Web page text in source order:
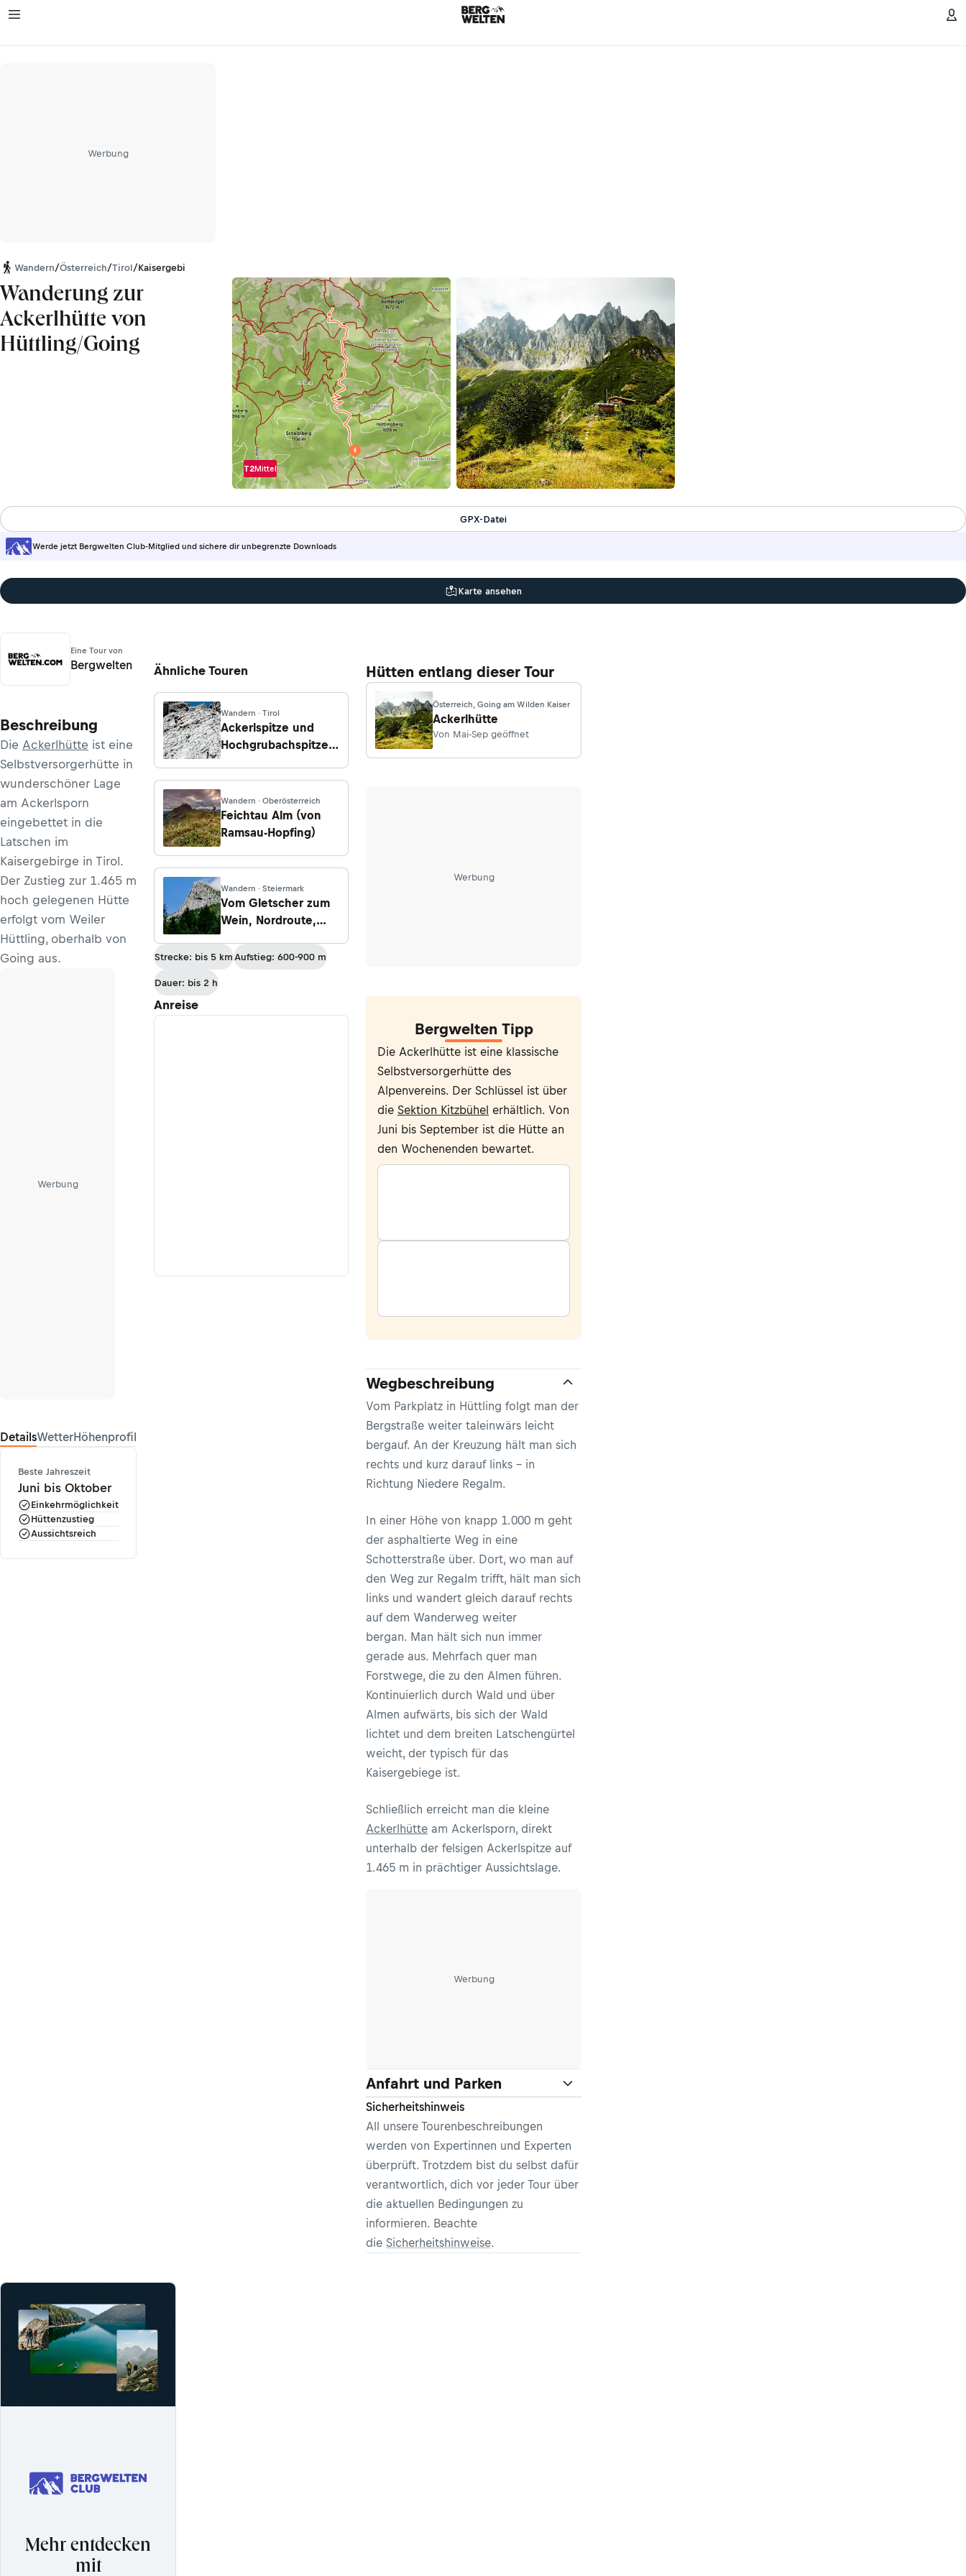
Werbung
Wandern/Österreich/Tirol/Kaisergebirge
Wanderung zur
Ackerlhütte von
Hüttling/Going
T2Mittel
Werde jetzt Bergwelten Club-Mitglied und sichere dir unbegrenzte Downloads
GPX-Datei
Karte ansehen
Eine Tour von
Bergwelten
Beschreibung
Die Ackerlhütte ist eine
Selbstversorgerhütte in
wunderschöner Lage
am Ackerlsporn
eingebettet in die
Latschen im
Kaisergebirge in Tirol.
Der Zustieg zur 1.465 m
hoch gelegenen Hütte
erfolgt vom Weiler
Hüttling, oberhalb von
Going aus.
Werbung
DetailsWetterHöhenprofil
Beste Jahreszeit
Juni bis Oktober
Einkehrmöglichkeit
Hüttenzustieg
Aussichtsreich
Ähnliche Touren
Wandern · Tirol
Ackerlspitze und
Hochgrubachspitzen,
Wandern · Oberösterreich
Feichtau Alm (von
Ramsau-Hopfing)
Wandern · Steiermark
Vom Gletscher zum
Wein, Nordroute,
Heßhütte nach
Radmer
Strecke: bis 5 km Aufstieg: 600-900 m
Dauer: bis 2 h
Anreise
Hütten entlang dieser Tour
Österreich, Going am Wilden Kaiser
Ackerlhütte
Von Mai-Sep geöffnet
Werbung
Bergwelten Tipp
Die Ackerlhütte ist eine klassische
Selbstversorgerhütte des
Alpenvereins. Der Schlüssel ist über
die Sektion Kitzbühel erhältlich. Von
Juni bis September ist die Hütte an
den Wochenenden bewartet.
Wegbeschreibung
Vom Parkplatz in Hüttling folgt man der
Bergstraße weiter taleinwärs leicht
bergauf. An der Kreuzung hält man sich
rechts und kurz darauf links - in
Richtung Niedere Regalm.
In einer Höhe von knapp 1.000 m geht
der asphaltierte Weg in eine
Schotterstraße über. Dort, wo man auf
den Weg zur Regalm trifft, hält man sich
links und wandert gleich darauf rechts
auf dem Wanderweg weiter
bergan. Man hält sich nun immer
gerade aus. Mehrfach quer man
Forstwege, die zu den Almen führen.
Kontinuierlich durch Wald und über
Almen aufwärts, bis sich der Wald
lichtet und dem breiten Latschengürtel
weicht, der typisch für das
Kaisergebiege ist.
Schließlich erreicht man die kleine
Ackerlhütte am Ackerlsporn, direkt
unterhalb der felsigen Ackerlspitze auf
1.465 m in prächtiger Aussichtslage.
Werbung
Anfahrt und Parken
Sicherheitshinweis
All unsere Tourenbeschreibungen
werden von Expertinnen und Experten
überprüft. Trotzdem bist du selbst dafür
verantwortlich, dich vor jeder Tour über
die aktuellen Bedingungen zu
informieren. Beachte
die Sicherheitshinweise.
Mehr entdecken
mit